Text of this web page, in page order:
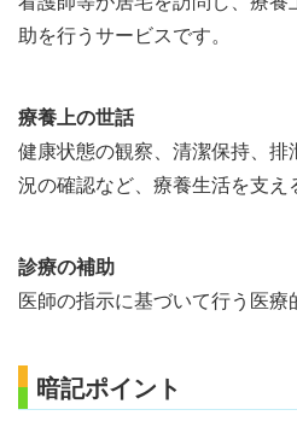
助を行うサービスです。
療養上の世話
健康状態の観察、清潔保持、
況の確認など、療養生活を支え
診療の補助
医師の指示に基づいて行う医療
暗記ポイント